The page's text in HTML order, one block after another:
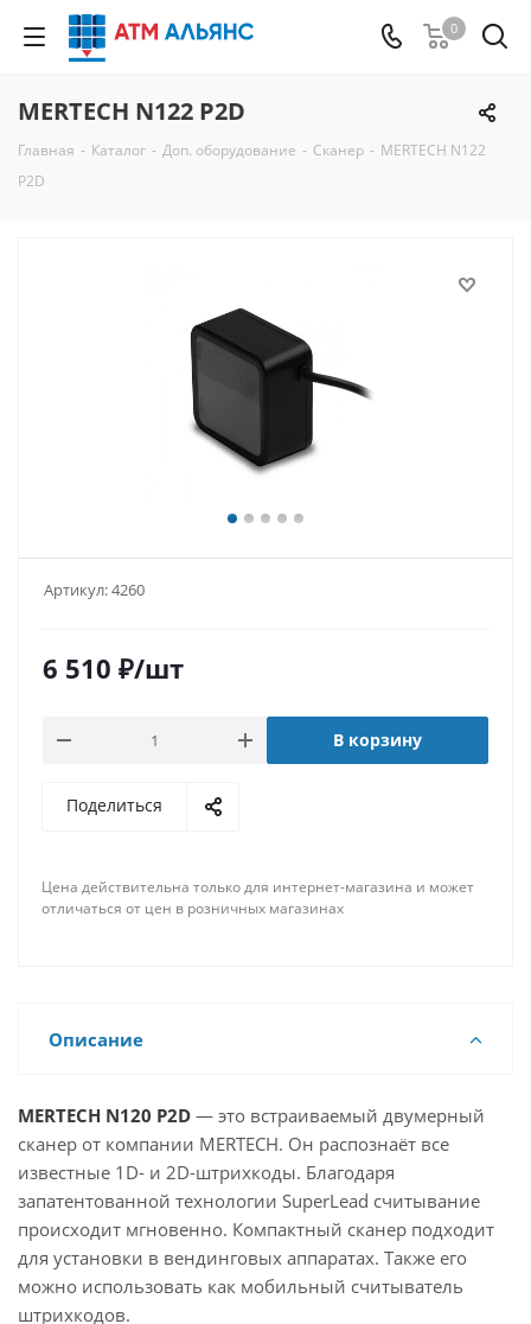
0
MERTECH N122 P2D
Главная - Каталог - Доп. оборудование - Сканер - MERTECH N122
P2D
Артикул:4260
6 510 ₽/шт
В корзину
Поделиться
Цена действительна только для интернет-магазина и может
отличаться от цен в розничных магазинах
Описание
MERTECH N120 P2D — это встраиваемый двумерный
сканер от компании MERTECH. Он распознаёт все
известные 1D- и 2D-штрихкоды. Благодаря
запатентованной технологии SuperLead считывание
происходит мгновенно. Компактный сканер подходит
для установки в вендинговых аппаратах. Также его
можно использовать как мобильный считыватель
штрихкодов.